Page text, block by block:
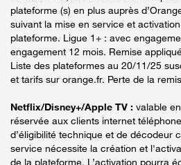
plateforme (s) en plus auprès
suivant la mise en service et
plateforme. Ligue 1+ : avec
engagement 12 mois. Remise
Liste des plateformes au 20/11/25
et tarifs sur orange.fr. Perte de la
Netflix/Disney+/Apple TV : valable
réservée aux clients internet
d’éligibilité technique et de décodeur
service nécessite la création et
de la plateforme. L’activation pourra